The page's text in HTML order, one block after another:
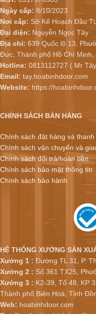
Ngày cấp: 8/10/2023
Nơi cấp: Sở Kế Hoạch Đầu
Đại diện: Nguyễn Ngọc Tây
Địa chỉ: 639 Quốc lộ 13,
Đức, Thành phố Hồ Chí Minh,
Hotline: 0813112727 ( Mr
Email: tay.hoabinhdoor.com
Website: https://
CHÍNH SÁCH BÁN HÀNG
Chính sách đặt hàng và thanh
Chính sách vận chuyển và
Chính sách đổi trả/hoàn tiền
Chính sách bảo mật thông tin
Chính sách bảo hành
HỆ THỐNG XƯỞNG SẢN
Xưởng 1 : Đường TL 31, P.
Xưởng 2 : Số 361 TX25,
Xưởng 3 : K2-39, Tổ 48, KP
Thành phố Biên Hoà, Tỉnh
Web: hoabinhdoor.com